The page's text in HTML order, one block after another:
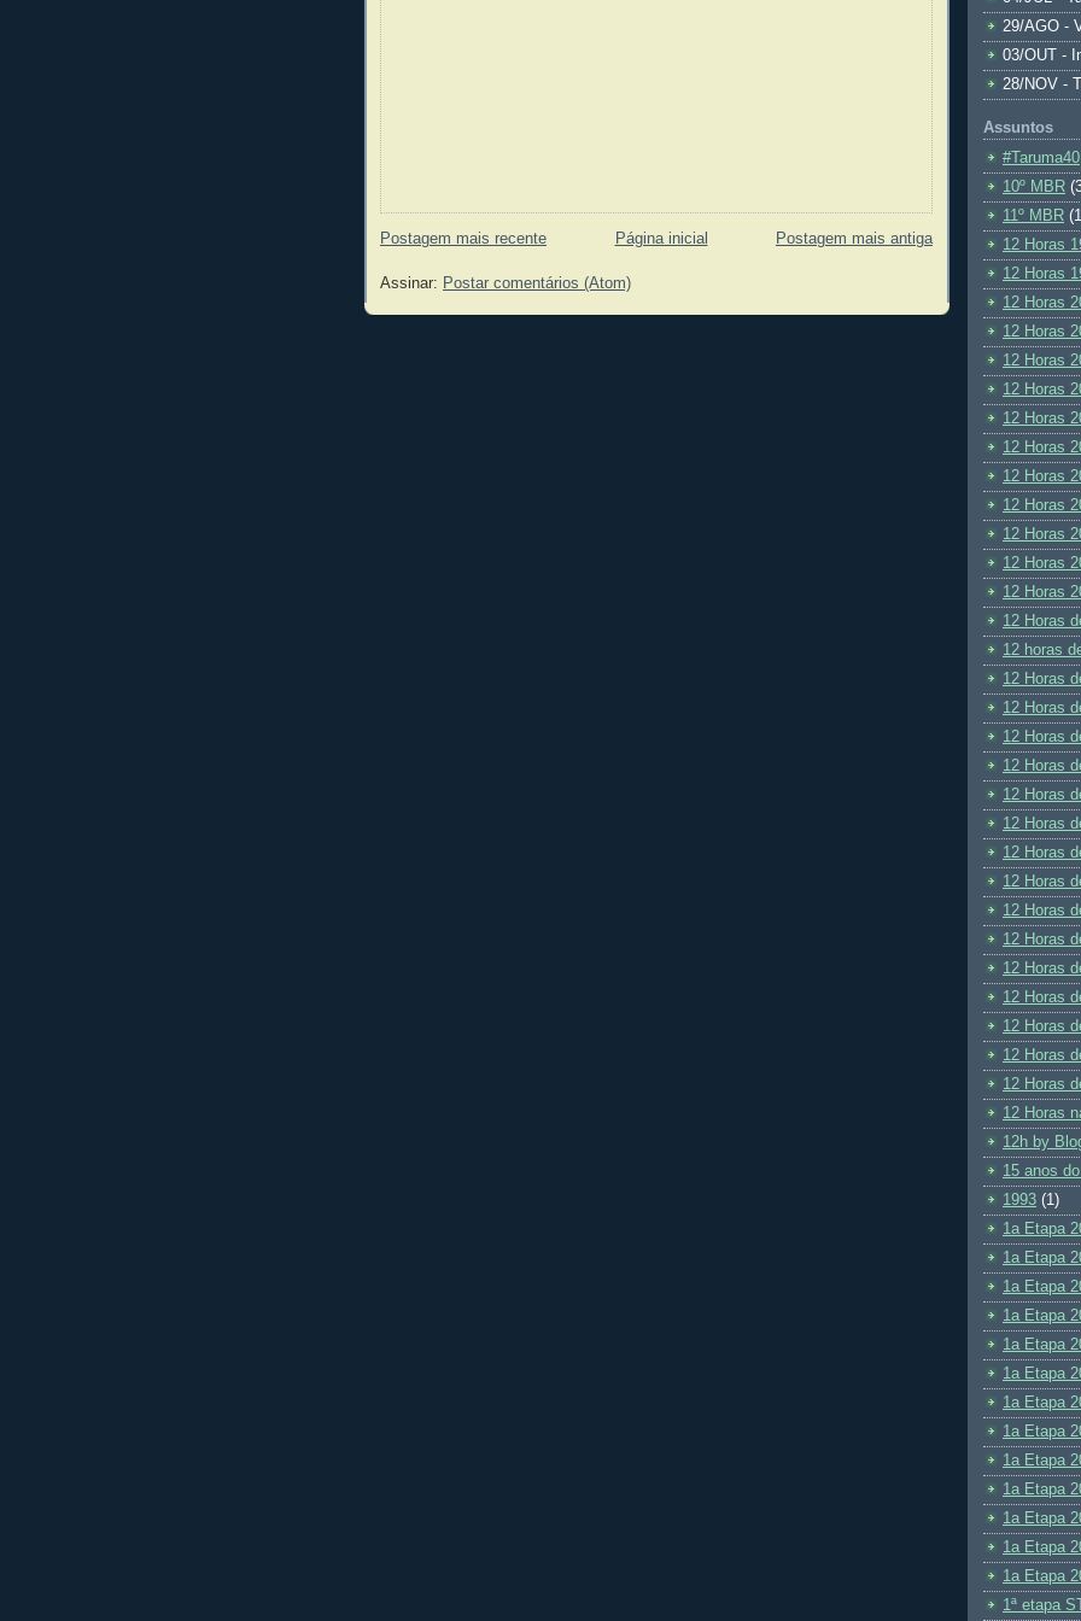
Postagem mais recente Postagem mais antiga
Página inicial
Assinar: Postar comentários (Atom)
29/AGO -
03/OUT -
28/NOV -
Assuntos
#Taruma40
10º MBR
11º MBR
12 Horas
12 Horas
12 Horas
12 Horas
12 Horas
12 Horas
12 Horas
12 Horas
12 Horas
12 Horas
12 Horas
12 Horas
12 Horas
12 Horas
12 horas
12 Horas
12 Horas
12 Horas
12 Horas
12 Horas
12 Horas
12 Horas
12 Horas
12 Horas
12 Horas
12 Horas
12 Horas
12 Horas
12 Horas
12 Horas
12 Horas
12h by
15 anos
1993 (1)
1a Etapa
1a Etapa
1a Etapa
1a Etapa
1a Etapa
1a Etapa
1a Etapa
1a Etapa
1a Etapa
1a Etapa
1a Etapa
1a Etapa
1a Etapa
1ª etapa